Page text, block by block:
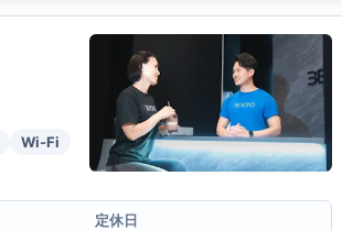
Wi-Fi
定休日